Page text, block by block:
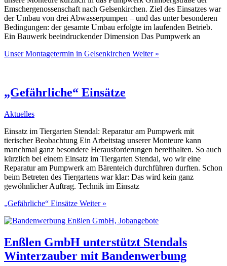
Emschergenossenschaft nach Gelsenkirchen. Ziel des Einsatzes war
der Umbau von drei Abwasserpumpen – und das unter besonderen
Bedingungen: der gesamte Umbau erfolgte im laufenden Betrieb.
Ein Bauwerk beeindruckender Dimension Das Pumpwerk an
Unser Montagetermin in Gelsenkirchen Weiter »
„Gefährliche“ Einsätze
Aktuelles
Einsatz im Tiergarten Stendal: Reparatur am Pumpwerk mit
tierischer Beobachtung Ein Arbeitstag unserer Monteure kann
manchmal ganz besondere Herausforderungen bereithalten. So auch
kürzlich bei einem Einsatz im Tiergarten Stendal, wo wir eine
Reparatur am Pumpwerk am Bärenteich durchführen durften. Schon
beim Betreten des Tiergartens war klar: Das wird kein ganz
gewöhnlicher Auftrag. Technik im Einsatz
„Gefährliche“ Einsätze Weiter »
Enßlen GmbH unterstützt Stendals
Winterzauber mit Bandenwerbung